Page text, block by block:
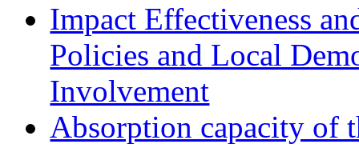
Impact Effectiveness
Policies and Local
Involvement
Absorption capacity of